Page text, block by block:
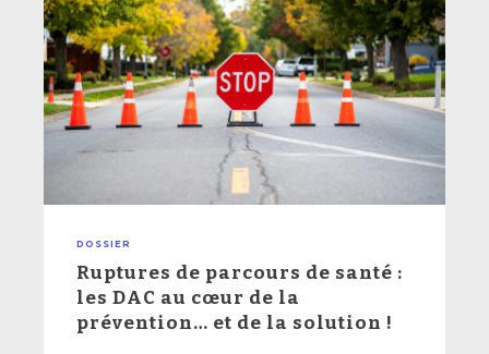
DOSSIER
Ruptures de parcours de santé :
les DAC au cœur de la
prévention… et de la solution !